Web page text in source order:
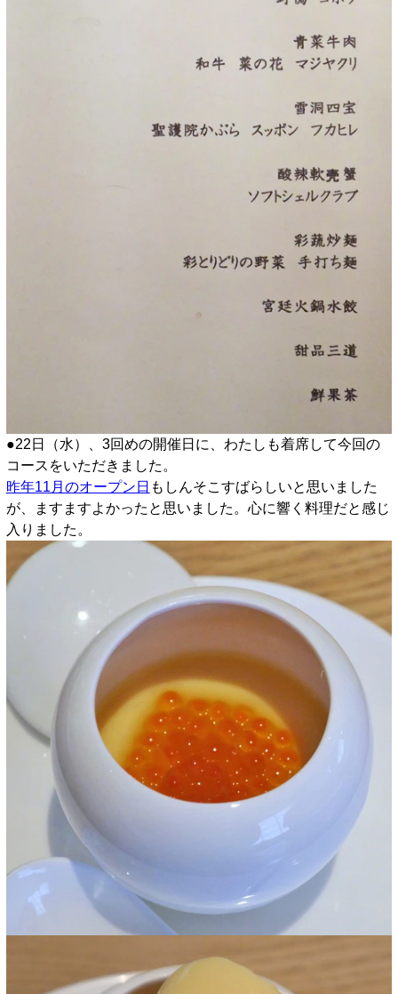
●22日（水）、3回めの開催日に、わたしも着席して今回の
コースをいただきました。
昨年11月のオープン日 もしんそこすばらしいと思いました
が、ますますよかったと思いました。心に響く料理だと感じ
入りました。